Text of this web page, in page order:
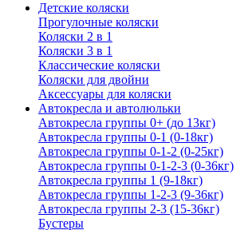
Детские коляски
Прогулочные коляски
Коляски 2 в 1
Коляски 3 в 1
Классические коляски
Коляски для двойни
Аксессуары для коляски
Автокресла и автолюльки
Автокресла группы 0+ (до 13кг)
Автокресла группы 0-1 (0-18кг)
Автокресла группы 0-1-2 (0-25кг)
Автокресла группы 0-1-2-3 (0-36кг)
Автокресла группы 1 (9-18кг)
Автокресла группы 1-2-3 (9-36кг)
Автокресла группы 2-3 (15-36кг)
Бустеры